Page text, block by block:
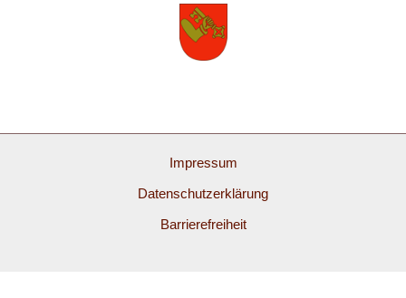
Impressum
Datenschutzerklärung
Barrierefreiheit